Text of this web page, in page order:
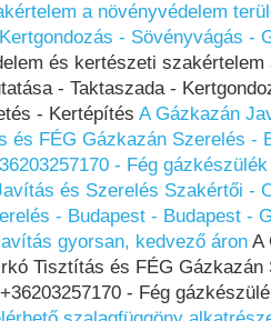
a növényvédelem
- Sövényvágás -
és kertészeti
- Taktaszada -
- Kertépítés A Gázkazán
és FÉG Gázkazán Szerelés -
- Fég
és Szerelés Szakértői -
- Budapest - Budapest -
gyorsan, kedvező áron A
Tisztítás és FÉG
- Fég